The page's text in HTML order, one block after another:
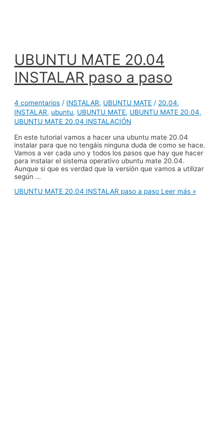
UBUNTU MATE 20.04
INSTALAR paso a paso
4 comentarios / INSTALAR, UBUNTU MATE / 20.04,
INSTALAR, ubuntu, UBUNTU MATE, UBUNTU MATE 20.04,
UBUNTU MATE 20.04 INSTALACIÓN
En este tutorial vamos a hacer una ubuntu mate 20.04
instalar para que no tengáis ninguna duda de como se hace.
Vamos a ver cada uno y todos los pasos que hay que hacer
para instalar el sistema operativo ubuntu mate 20.04.
Aunque si que es verdad que la versión que vamos a utilizar
según …
UBUNTU MATE 20.04 INSTALAR paso a paso Leer más »